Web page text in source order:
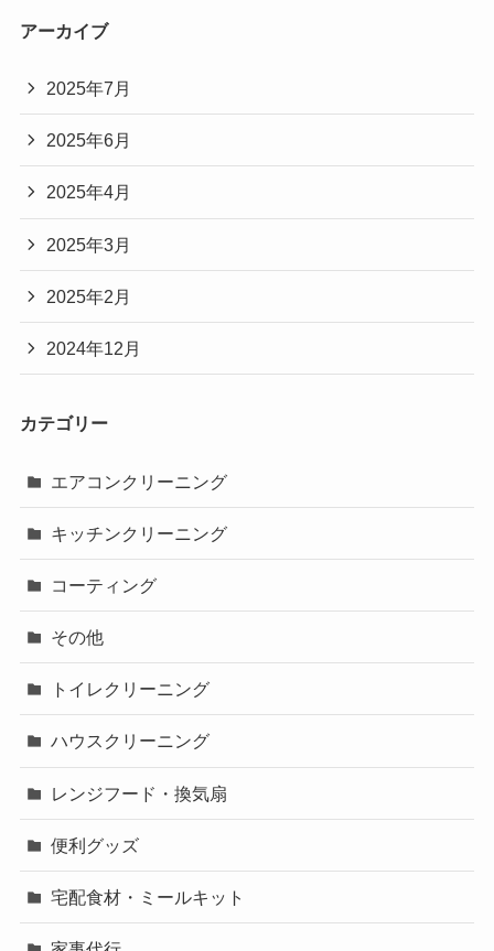
アーカイブ
2025年7月
2025年6月
2025年4月
2025年3月
2025年2月
2024年12月
カテゴリー
エアコンクリーニング
キッチンクリーニング
コーティング
その他
トイレクリーニング
ハウスクリーニング
レンジフード・換気扇
便利グッズ
宅配食材・ミールキット